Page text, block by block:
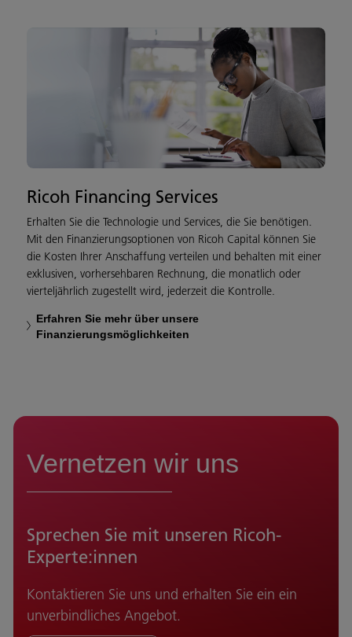
Ricoh Financing Services
Erhalten Sie die Technologie und Services, die Sie benötigen.
Mit den Finanzierungsoptionen von Ricoh Capital können Sie
die Kosten Ihrer Anschaffung verteilen und behalten mit einer
exklusiven, vorhersehbaren Rechnung, die monatlich oder
vierteljährlich zugestellt wird, jederzeit die Kontrolle.
Erfahren Sie mehr über unsere
Finanzierungsmöglichkeiten
Vernetzen wir uns
Sprechen Sie mit unseren Ricoh-
Experte:innen
Kontaktieren Sie uns und erhalten Sie ein ein
unverbindliches Angebot.